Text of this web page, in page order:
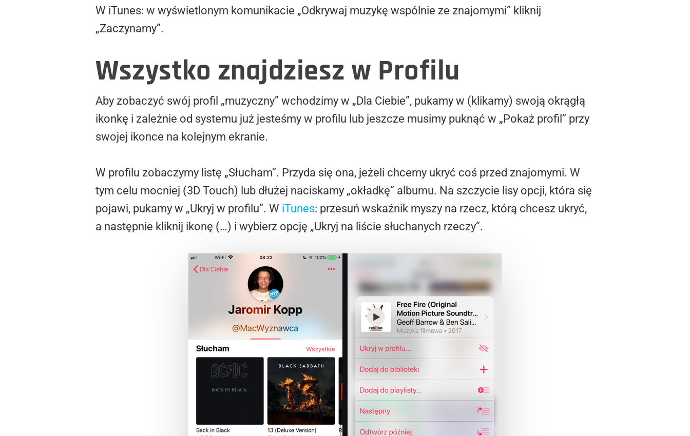
W iTunes: w wyświetlonym komunikacie „Odkrywaj muzykę wspólnie ze znajomymi” kliknij
„Zaczynamy”.
Wszystko znajdziesz w Profilu
Aby zobaczyć swój profil „muzyczny” wchodzimy w „Dla Ciebie”, pukamy w (klikamy) swoją okrągłą
ikonkę i zależnie od systemu już jesteśmy w profilu lub jeszcze musimy puknąć w „Pokaż profil” przy
swojej ikonce na kolejnym ekranie.
W profilu zobaczymy listę „Słucham”. Przyda się ona, jeżeli chcemy ukryć coś przed znajomymi. W
tym celu mocniej (3D Touch) lub dłużej naciskamy „okładkę” albumu. Na szczycie lisy opcji, która się
pojawi, pukamy w „Ukryj w profilu”. W iTunes: przesuń wskaźnik myszy na rzecz, którą chcesz ukryć,
a następnie kliknij ikonę (…) i wybierz opcję „Ukryj na liście słuchanych rzeczy”.